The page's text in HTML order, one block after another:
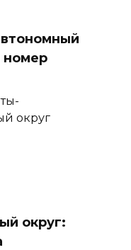
номер
округ
округ: